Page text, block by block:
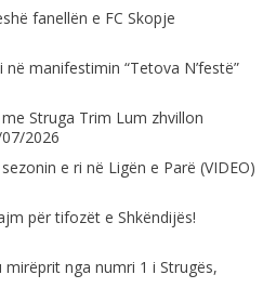
fanellën e FC Skopje
manifestimin “Tetova N’festë”
Struga Trim Lum zhvillon
2026
e ri në Ligën e Parë (VIDEO)
për tifozët e Shkëndijës!
mirëprit nga numri 1 i Strugës,